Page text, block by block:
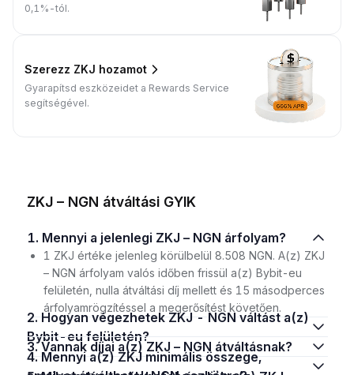
0,1%-tól.
Szerezz ZKJ hozamot
Gyarapítsd eszközeidet a Rewards Service
segítségével.
ZKJ – NGN átváltási GYIK
1. Mennyi a jelenlegi ZKJ – NGN árfolyam?
1 ZKJ értéke jelenleg körülbelül 8.508 NGN. A(z) ZKJ
– NGN árfolyam valós időben frissül a(z) Bybit-eu
felületén, nulla átváltási díj mellett és 15 másodperces
árfolyamrögzítéssel a megerősítést követően.
2. Hogyan végezhetek ZKJ - NGN váltást a(z)
Bybit-eu felületén?
3. Vannak díjai a(z) ZKJ – NGN átváltásnak?
4. Mennyi a(z) ZKJ minimális összege,